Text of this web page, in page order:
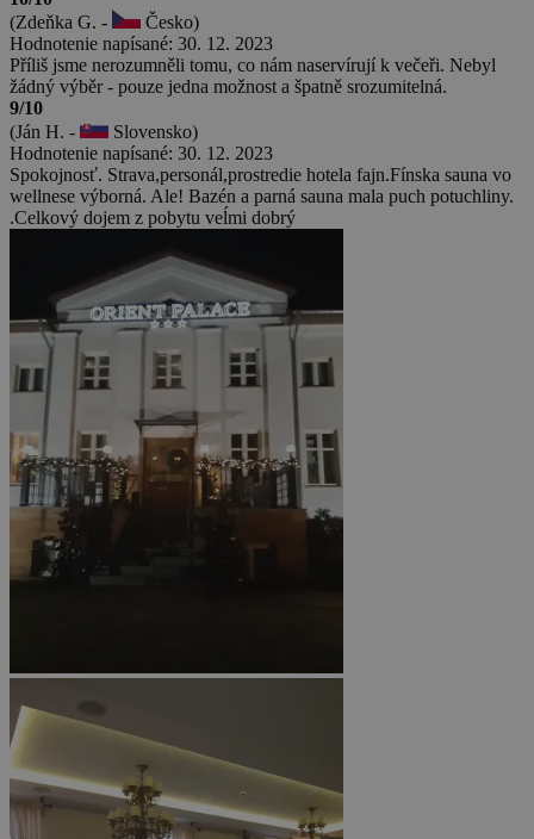
(Zdeňka G. -
Česko)
Hodnotenie napísané: 30. 12. 2023
Příliš jsme nerozumněli tomu, co nám naservírují k večeři. Nebyl
žádný výběr - pouze jedna možnost a špatně srozumitelná.
9/10
(Ján H. -
Slovensko)
Hodnotenie napísané: 30. 12. 2023
Spokojnosť. Strava,personál,prostredie hotela fajn.Fínska sauna vo
wellnese výborná. Ale! Bazén a parná sauna mala puch potuchliny.
.Celkový dojem z pobytu veĺmi dobrý